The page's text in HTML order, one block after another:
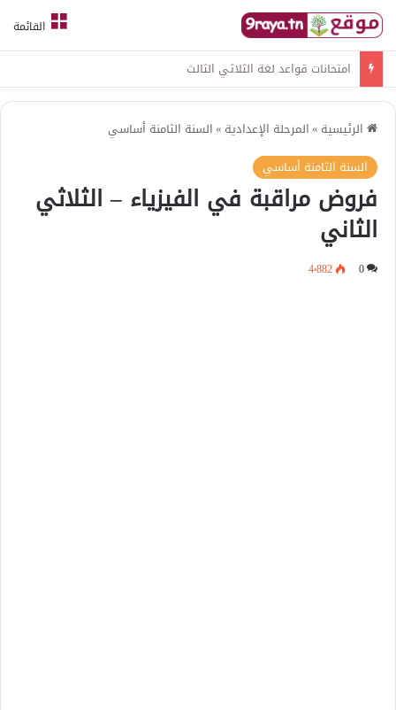
القائمة
امتحانات قواعد لغة الثلاثي الثالث
الرئيسية »المرحلة الإعدادية »السنة الثامنة أساسي
السنة الثامنة أساسي
فروض مراقبة في الفيزياء – الثلاثي
الثاني
0 4٬882